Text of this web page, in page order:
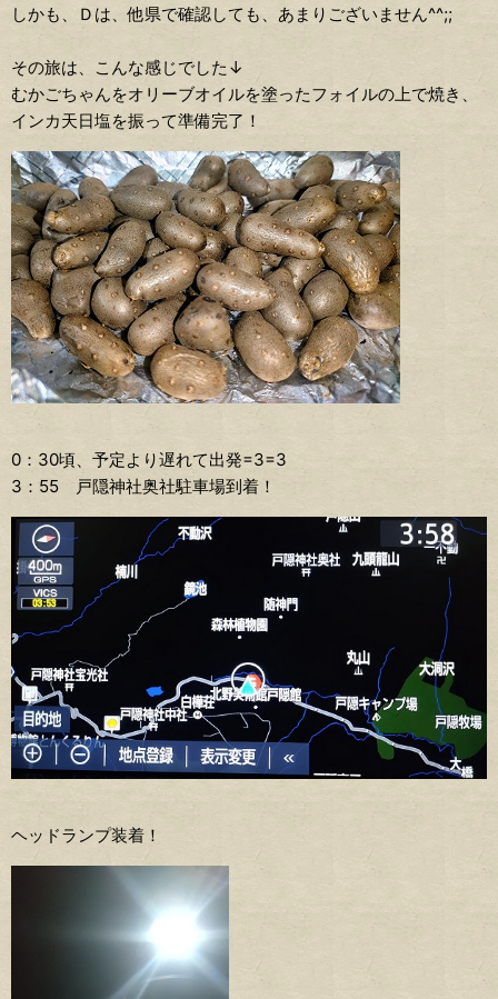
しかも、Ｄは、他県で確認しても、あまりございません^^;;
その旅は、こんな感じでした↓
むかごちゃんをオリーブオイルを塗ったフォイルの上で焼き、
インカ天日塩を振って準備完了！
0：30頃、予定より遅れて出発=3=3
3：55 戸隠神社奥社駐車場到着！
ヘッドランプ装着！